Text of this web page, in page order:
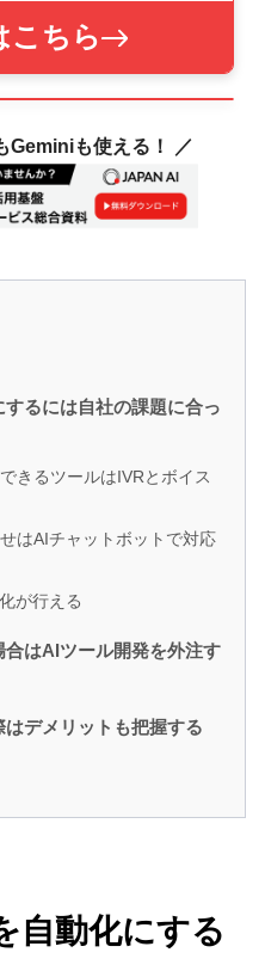
こちら
Geminiも使える！ ／
るには自社の課題に合っ
きるツールはIVRとボイス
はAIチャットボットで対応
が行える
はAIツール開発を外注す
デメリットも把握する
自動化にする